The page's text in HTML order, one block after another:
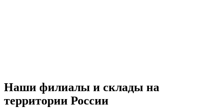
Наши филиалы и склады на
территории России